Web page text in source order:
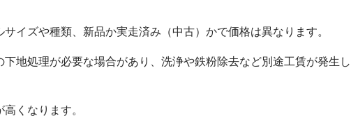
イズや種類、新品か実走済み（中古）かで価格は異なります。
地処理が必要な場合があり、洗浄や鉄粉除去など別途工賃が発生し
くなります。